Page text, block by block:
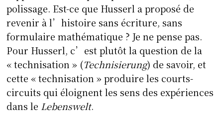
polissage. Est-ce que Husserl a proposé de
revenir à l’histoire sans écriture, sans
formulaire mathématique ? Je ne pense pas.
Pour Husserl, c’est plutôt la question de la
« technisation » (Technisierung) de savoir, et
cette « technisation » produire les courts-
circuits qui éloignent les sens des expériences
dans le Lebenswelt.